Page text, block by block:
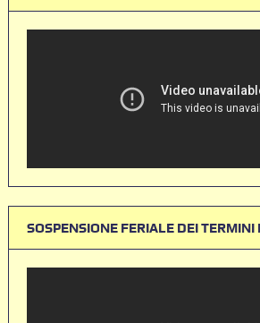
SOSPENSIONE FERIALE DEI TERMINI